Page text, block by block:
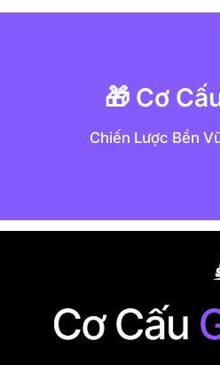
🎁 Cơ
Chiến Lược Bền